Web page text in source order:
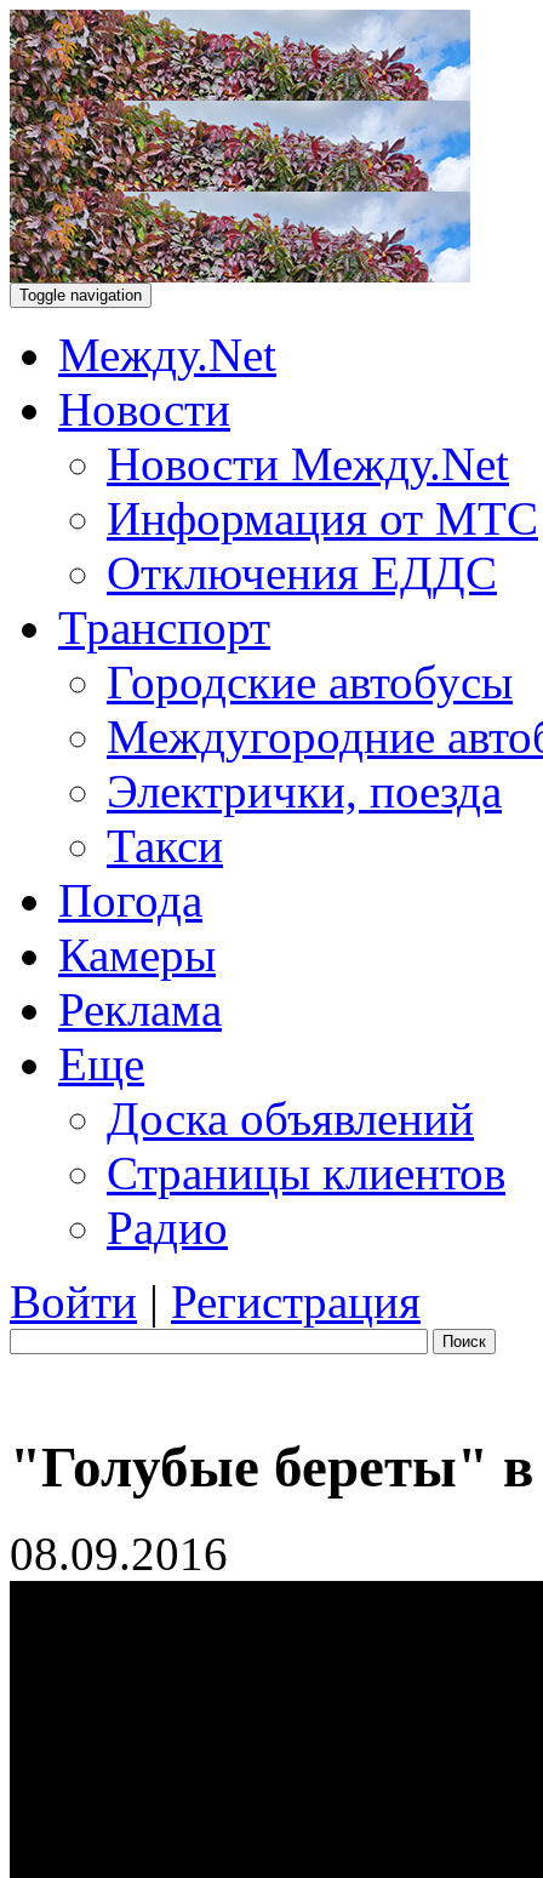
Toggle navigation
Между.Net
Новости
Новости Между.Net
Информация от МТС
Отключения ЕДДС
Транспорт
Городские автобусы
Междугородние
Электрички, поезда
Такси
Погода
Камеры
Реклама
Еще
Доска объявлений
Страницы клиентов
Радио
Войти | Регистрация
Поиск
"Голубые береты"
08.09.2016